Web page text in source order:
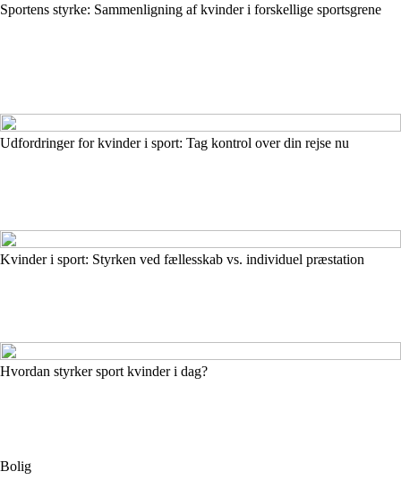
Sportens styrke: Sammenligning af kvinder i forskellige sportsgrene
Udfordringer for kvinder i sport: Tag kontrol over din rejse nu
Kvinder i sport: Styrken ved fællesskab vs. individuel præstation
Hvordan styrker sport kvinder i dag?
Bolig